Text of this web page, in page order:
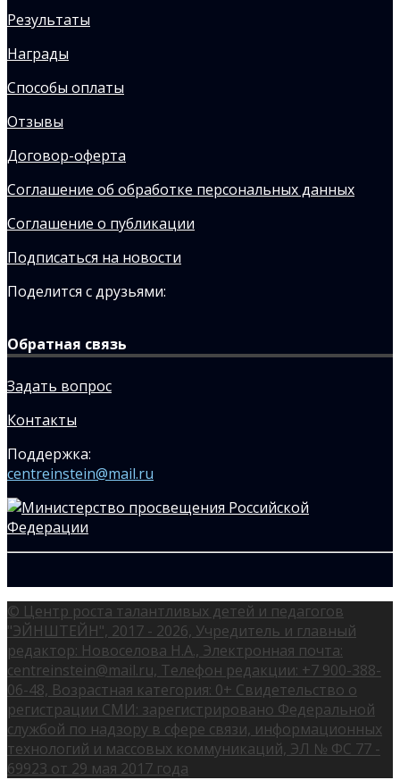
Результаты
Награды
Способы оплаты
Отзывы
Договор-оферта
Соглашение об обработке персональных данных
Соглашение о публикации
Подписаться на новости
Поделится с друзьями:
Обратная связь
Задать вопрос
Контакты
Поддержка:
centreinstein@mail.ru
© Центр роста талантливых детей и педагогов
"ЭЙНШТЕЙН", 2017 - 2026, Учредитель и главный
редактор: Новоселова Н.А., Электронная почта:
centreinstein@mail.ru, Телефон редакции: +7 900-388-
06-48, Возрастная категория: 0+ Свидетельство о
регистрации СМИ: зарегистрировано Федеральной
службой по надзору в сфере связи, информационных
технологий и массовых коммуникаций, ЭЛ № ФС 77 -
69923 от 29 мая 2017 года